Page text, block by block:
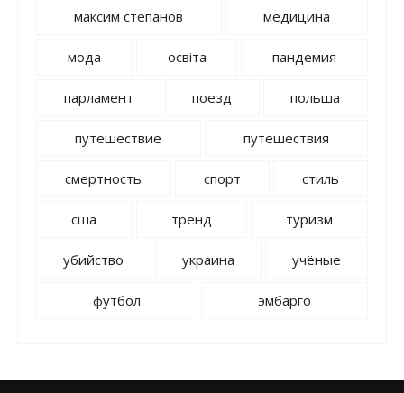
максим степанов медицина
мода освіта пандемия
парламент поезд польша
путешествие путешествия
смертность спорт стиль
сша тренд туризм
убийство украина учёные
футбол эмбарго